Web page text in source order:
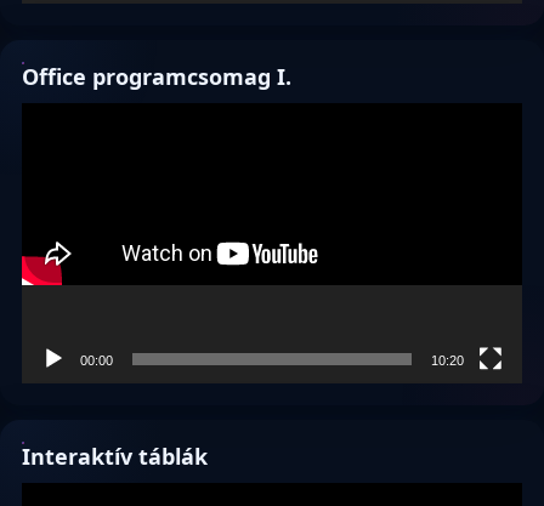
Office programcsomag I.
00:00 10:20
Interaktív táblák